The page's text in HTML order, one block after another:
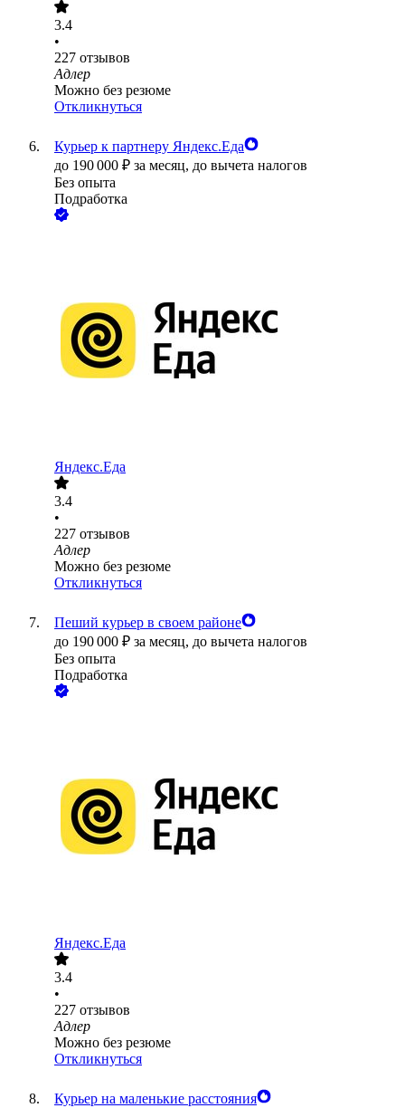
3.4
•
227 отзывов
Адлер
Можно без резюме
Откликнуться
Курьер к партнеру Яндекс.Еда
до 190 000 ₽ за месяц, до вычета налогов
Без опыта
Подработка
Яндекс.Еда
3.4
•
227 отзывов
Адлер
Можно без резюме
Откликнуться
Пеший курьер в своем районе
до 190 000 ₽ за месяц, до вычета налогов
Без опыта
Подработка
Яндекс.Еда
3.4
•
227 отзывов
Адлер
Можно без резюме
Откликнуться
Курьер на маленькие расстояния